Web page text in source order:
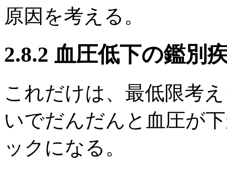
原因を考える。
2.8.2 血圧低下の鑑別
これだけは、最低限考
いでだんだんと血圧が
ックになる。